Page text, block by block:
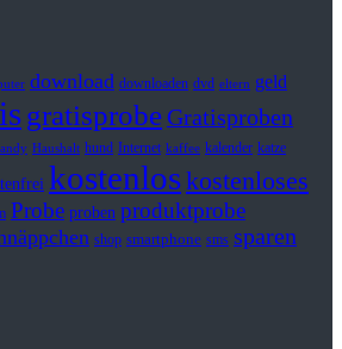
download downloaden dvd eltern geld
gratisprobeGratisproben
Haushalt hund Internet kaffee kalender katze
kostenloskostenloses
Probe proben produktprobe
shop smartphone sms sparen